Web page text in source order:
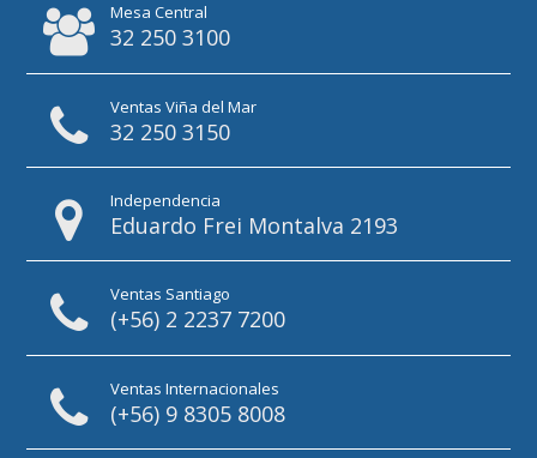
Mesa Central
32 250 3100
Ventas Viña del Mar
32 250 3150
Independencia
Eduardo Frei Montalva 2193
Ventas Santiago
(+56) 2 2237 7200
Ventas Internacionales
(+56) 9 8305 8008